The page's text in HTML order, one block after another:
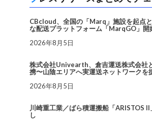
CBcloud、全国の「Marq」施設を起点
な配送プラットフォーム「MarqGO」開
2026年8月5日
株式会社Univearth、倉吉運送株式会社
携〜山陰エリアへ実運送ネットワークを
2026年8月5日
川崎重工業／ばら積運搬船「ARISTOS II
し